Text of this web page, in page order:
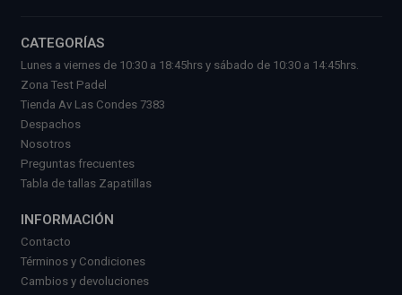
CATEGORÍAS
Lunes a viernes de 10:30 a 18:45hrs y sábado de 10:30 a 14:45hrs.
Zona Test Padel
Tienda Av Las Condes 7383
Despachos
Nosotros
Preguntas frecuentes
Tabla de tallas Zapatillas
INFORMACIÓN
Contacto
Términos y Condiciones
Cambios y devoluciones